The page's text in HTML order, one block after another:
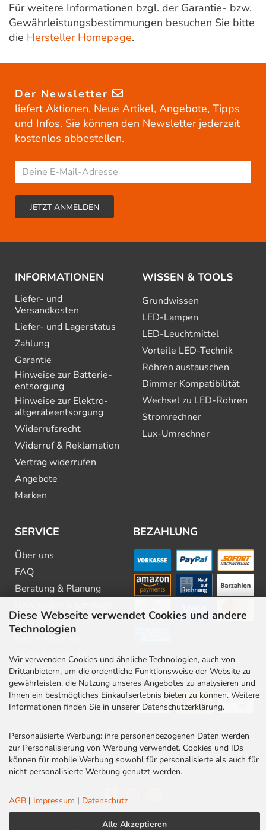
Diese Webseite verwendet Cookies und andere
Technologien
Wir verwenden Cookies und ähnliche Technologien, auch von
Drittanbietern, um die ordentliche Funktionsweise der Website zu
gewährleisten, die Nutzung unseres Angebotes zu analysieren und
Ihnen ein bestmögliches Einkaufserlebnis bieten zu können. Weitere
Informationen finden Sie in unserer Datenschutzerklärung.
Personalisierte Werbung: ihre personenbezogenen Daten werden
zur Personalisierung von Werbung verwendet. Cookies und IDs
können für mobile Werbung sowohl für personalisierte als auch für
nicht personalisierte Werbung genutzt werden.
AGB | Impressum | Datenschutz
Alle Akzeptieren
Für weitere Informationen bzgl. der Garantie- bzw.
Gewährleistungsbestimmungen besuchen Sie bitte
die Hersteller Homepage.
Der Newsletter
liefert Aktionen, Neue Artikel, Angebote, Tipps
und Infos. Sie können den Newsletter jederzeit
kostenlos abbestellen.
INFORMATIONEN
Liefer- und
Versandkosten
Liefer- und Lagerstatus
Zahlung
Garantie
Hinweise zur Batterie­
entsorgung
Hinweise zur Elektro­
altgeräte­entsorgung
Widerrufsrecht
Widerruf & Reklamation
Vertrag widerrufen
Angebote
Marken
WISSEN & TOOLS
Grundwissen
LED-Lampen
LED-Leuchtmittel
Vorteile LED-Technik
Röhren austauschen
Dimmer Kompatibilität
Wechsel zu LED-Röhren
Stromrechner
Lux-Umrechner
SERVICE
Über uns
FAQ
Beratung & Planung
Newsletter
Barrierefreiheit
Stellenangebote
Kontakt
Rabatt Codes
BEZAHLUNG
VERSAND
Impressum | Datenschutz